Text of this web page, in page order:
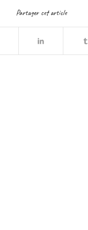
Partager cet article